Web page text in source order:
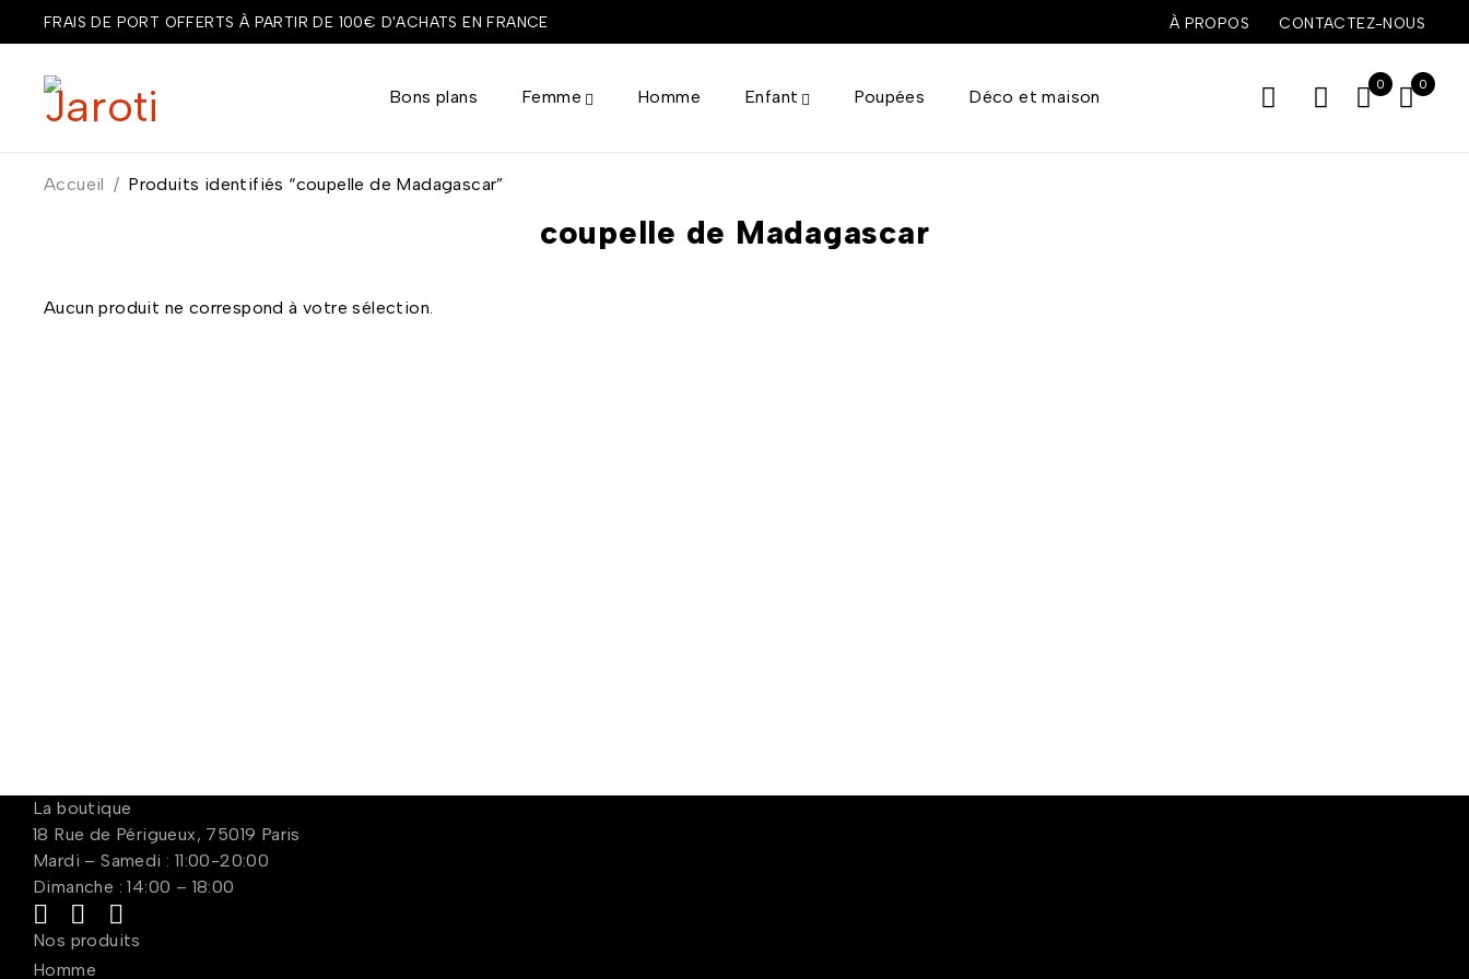
FRAIS DE PORT OFFERTS À PARTIR DE 100€ D'ACHATS EN FRANCE À PROPOS CONTACTEZ-NOUS
Bons plans Femme Homme Enfant Poupées Déco et maison
0 0
coupelle de Madagascar
Accueil / Produits identifiés “coupelle de Madagascar”
Aucun produit ne correspond à votre sélection.
La boutique
18 Rue de Périgueux, 75019 Paris
Mardi – Samedi : 11:00-20:00
Dimanche : 14:00 – 18:00
Nos produits
Homme